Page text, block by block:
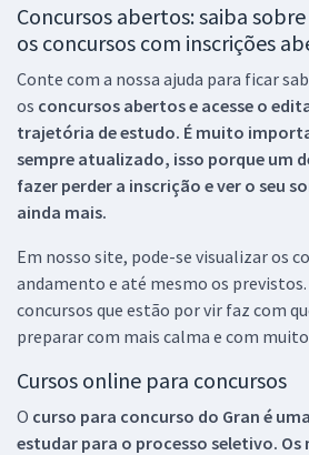
Concursos abertos: saiba
os concursos com inscrições
Conte com a nossa ajuda para ficar
os concursos abertos e acesse o
trajetória de estudo. É muito
sempre atualizado, isso porque um
fazer perder a inscrição e ver o seu
ainda mais.
Em nosso site, pode-se visualizar os
andamento e até mesmo os
concursos que estão por vir faz com
preparar com mais calma e com
Cursos online para concursos
O curso para concurso do Gran é
estudar para o processo seletivo. Os